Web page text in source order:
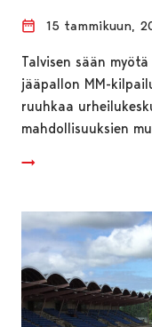
15 tammikuun,
Talvisen sään
jääpallon MM-
ruuhkaa
mahdollisuuksien